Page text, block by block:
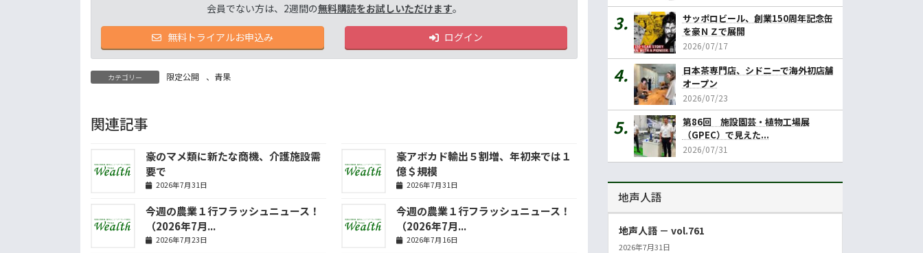
会員でない方は、2週間の無料購読をお試しいただけます。
無料トライアルお申込み ログイン
カテゴリー 限定公開 、 青果
関連記事
豪のマメ類に新たな商機、介護施設需
要で
2026年7月31日
豪アボカド輸出５割増、年初来では１
億＄規模
2026年7月31日
今週の農業１行フラッシュニュース！
（2026年7月...
2026年7月23日
今週の農業１行フラッシュニュース！
（2026年7月...
2026年7月16日
サッポロビール、創業150周年記念缶
を豪ＮＺで展開
2026/07/17
日本茶専門店、シドニーで海外初店舗
オープン
2026/07/23
第86回 施設園芸・植物工場展
（GPEC）で見えた...
2026/07/31
地声人語
地声人語 － vol.761
2026年7月31日